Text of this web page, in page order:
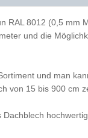
RAL 8012 (0,5 mm
und die
und man
von 15 bis 900 cm